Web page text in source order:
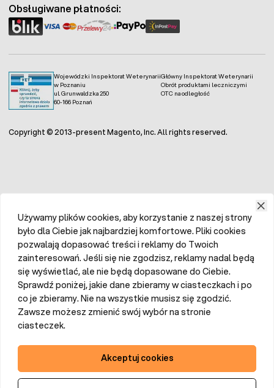
Wojewódzki Inspektorat Weterynarii
w Poznaniu
ul. Grunwaldzka 250
60-166 Poznań
Główny Inspektorat Weterynarii
Obrót produktami leczniczymi
OTC na odległość
Obsługiwane płatności:
Copyright © 2013-present Magento, Inc. All rights reserved.
Używamy plików cookies, aby korzystanie z naszej strony
było dla Ciebie jak najbardziej komfortowe. Pliki cookies
pozwalają dopasować treści i reklamy do Twoich
zainteresowań. Jeśli się nie zgodzisz, reklamy nadal będą
się wyświetlać, ale nie będą dopasowane do Ciebie.
Sprawdź poniżej, jakie dane zbieramy w ciasteczkach i po
co je zbieramy. Nie na wszystkie musisz się zgodzić.
Zawsze możesz zmienić swój wybór na stronie
ciasteczek.
Akceptuj cookies